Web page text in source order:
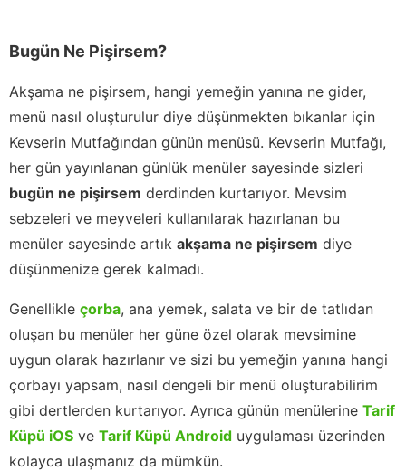
Bugün Ne Pişirsem?
Akşama ne pişirsem, hangi yemeğin yanına ne gider,
menü nasıl oluşturulur diye düşünmekten bıkanlar için
Kevserin Mutfağından günün menüsü. Kevserin Mutfağı,
her gün yayınlanan günlük menüler sayesinde sizleri
bugün ne pişirsem derdinden kurtarıyor. Mevsim
sebzeleri ve meyveleri kullanılarak hazırlanan bu
menüler sayesinde artık akşama ne pişirsem diye
düşünmenize gerek kalmadı.
Genellikle çorba, ana yemek, salata ve bir de tatlıdan
oluşan bu menüler her güne özel olarak mevsimine
uygun olarak hazırlanır ve sizi bu yemeğin yanına hangi
çorbayı yapsam, nasıl dengeli bir menü oluşturabilirim
gibi dertlerden kurtarıyor. Ayrıca günün menülerine Tarif
Küpü iOS ve Tarif Küpü Android uygulaması üzerinden
kolayca ulaşmanız da mümkün.